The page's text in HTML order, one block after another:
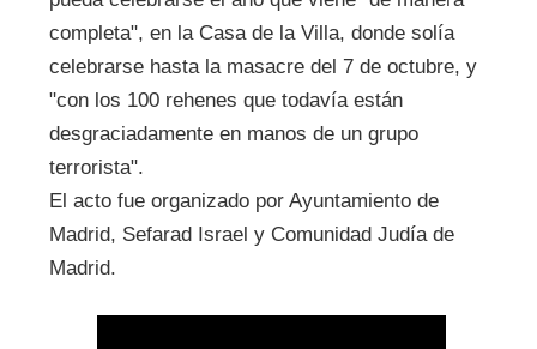
completa", en la Casa de la Villa, donde solía
celebrarse hasta la masacre del 7 de octubre, y
"con los 100 rehenes que todavía están
desgraciadamente en manos de un grupo
terrorista".
El acto fue organizado por Ayuntamiento de
Madrid, Sefarad Israel y Comunidad Judía de
Madrid.